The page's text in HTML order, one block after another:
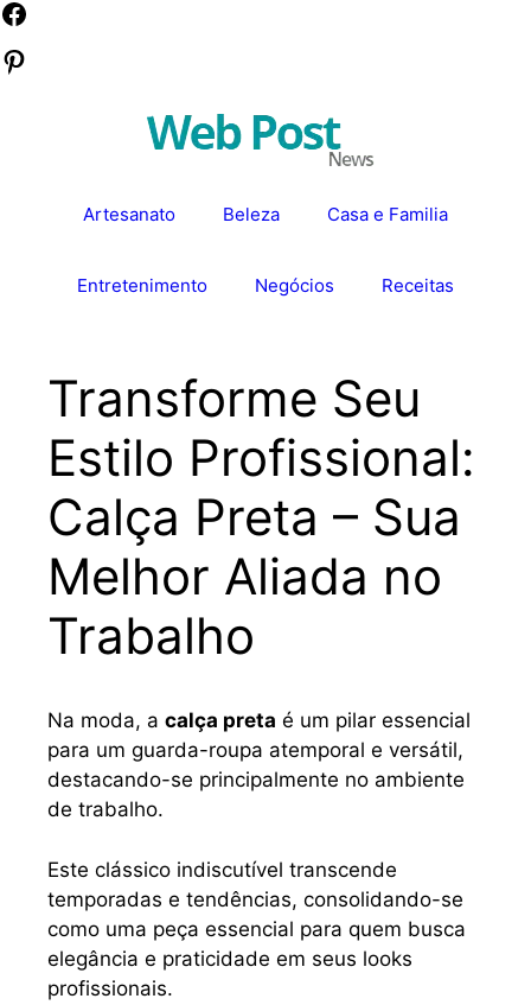
Pular
o
Artesanato Beleza Casa e Familia
Entretenimento Negócios Receitas
Transforme Seu
Estilo Profissional:
Calça Preta – Sua
Melhor Aliada no
Trabalho
Na moda, a calça preta é um pilar essencial
para um guarda-roupa atemporal e versátil,
destacando-se principalmente no ambiente
de trabalho.
Este clássico indiscutível transcende
temporadas e tendências, consolidando-se
como uma peça essencial para quem busca
elegância e praticidade em seus looks
profissionais.